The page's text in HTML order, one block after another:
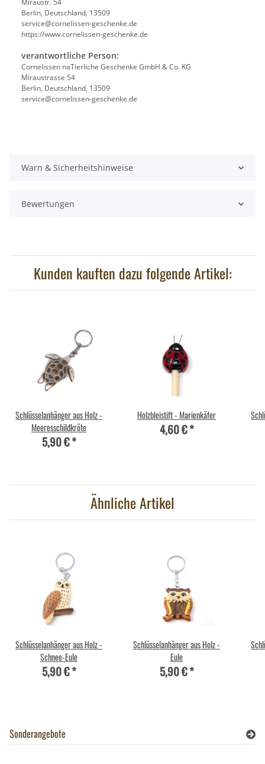
Miraustr. 54
Berlin, Deutschland, 13509
service@cornelissen-geschenke.de
https://www.cornelissen-geschenke.de
verantwortliche Person:
Cornelissen naTierliche Geschenke GmbH & Co. KG
Miraustrasse 54
Berlin, Deutschland, 13509
service@cornelissen-geschenke.de
Warn & Sicherheitshinweise
Bewertungen
Kunden kauften dazu folgende Artikel:
Schlüsselanhänger aus Holz -
Meeresschildkröte
5,90 €*
Holzbleistift - Marienkäfer
4,60 €*
Ähnliche Artikel
Schlüsselanhänger aus Holz -
Schnee-Eule
5,90 €*
Schlüsselanhänger aus Holz -
Eule
5,90 €*
Sonderangebote